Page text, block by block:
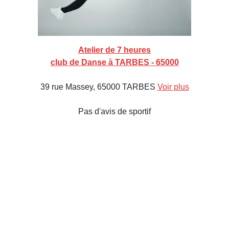
Atelier de 7 heures
club de Danse à TARBES - 65000
39 rue Massey, 65000 TARBES Voir plus
Pas d'avis de sportif